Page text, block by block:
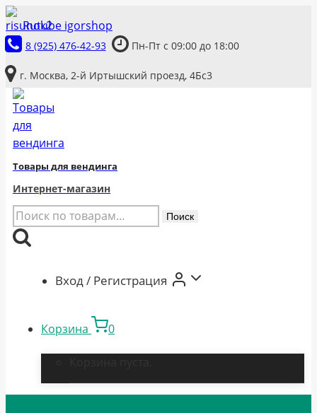
Перейти
к
содержимому
Rutube igorshop
8 (925) 476-42-93 Пн-Пт с 09:00 до 18:00
г. Москва, 2-й Иртышский проезд, 4Бс3
Товары для вендинга
Интернет-магазин
Искать: Поиск
Вход / Регистрация
Корзина 0